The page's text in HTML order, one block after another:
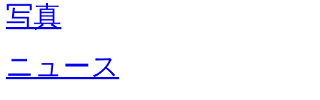
写真
ニュース